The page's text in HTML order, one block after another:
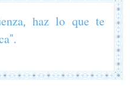
haz lo que te